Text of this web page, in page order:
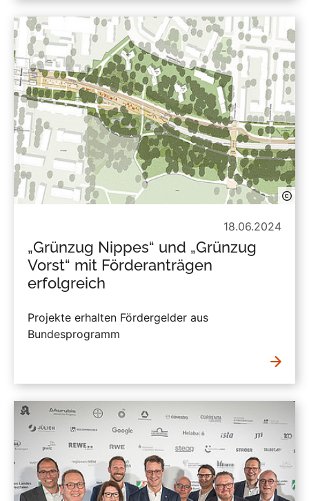
18.06.2024
„Grünzug Nippes“ und „Grünzug
Vorst“ mit Förderanträgen
erfolgreich
Projekte erhalten Fördergelder aus
Bundesprogramm